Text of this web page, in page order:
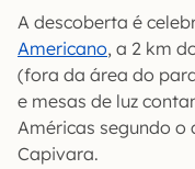
A descoberta é
Americano, a 2 km
(fora da área do
e mesas de luz
Américas segundo o
Capivara.